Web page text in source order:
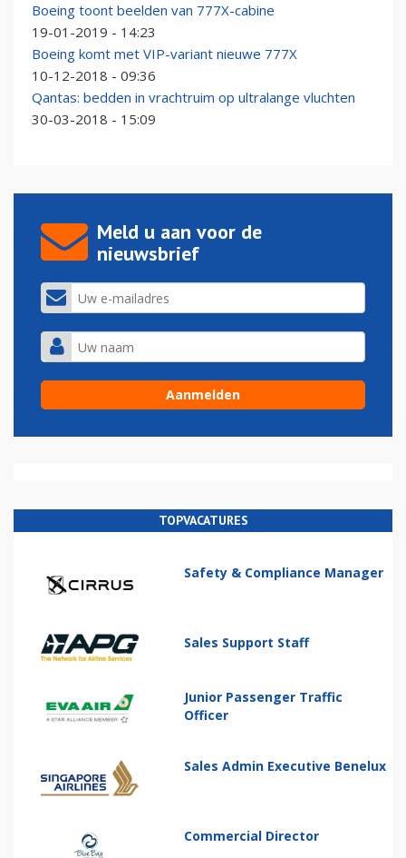
Boeing toont beelden van 777X-cabine
19-01-2019 - 14:23
Boeing komt met VIP-variant nieuwe 777X
10-12-2018 - 09:36
Qantas: bedden in vrachtruim op ultralange vluchten
30-03-2018 - 15:09
Meld u aan voor de
nieuwsbrief
TOPVACATURES
Safety & Compliance Manager
Sales Support Staff
Junior Passenger Traffic
Officer
Sales Admin Executive Benelux
Commercial Director